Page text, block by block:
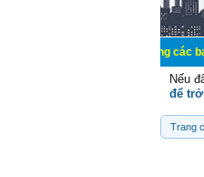
Chào mừng các bạn đến với
Nếu
để
Trang